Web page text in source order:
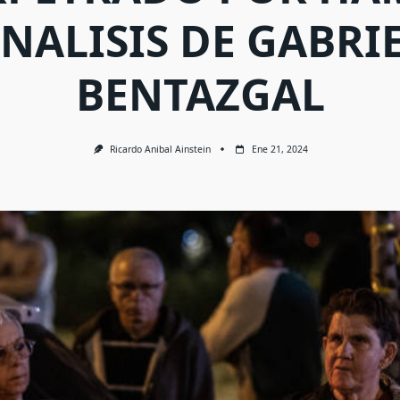
DE
BENTAZGAL
Ricardo Anibal Ainstein Ene 21, 2024